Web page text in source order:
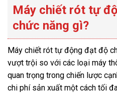
Máy chiết rót tự
chức năng gì?
Máy chiết rót tự động đạt độ
vượt trội so với các loại máy
quan trọng trong chiến lược
chi phí sản xuất một cách tối